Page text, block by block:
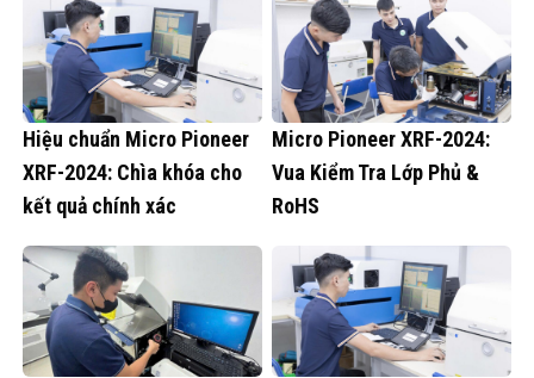
Hiệu chuẩn Micro Pioneer
XRF-2024: Chìa khóa cho
kết quả chính xác
Micro Pioneer XRF-2024:
Vua Kiểm Tra Lớp Phủ &
RoHS